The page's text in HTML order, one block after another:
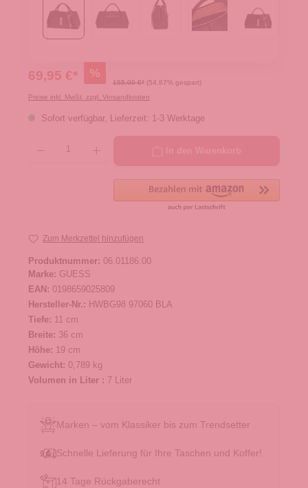
69,95 €* %
155,00 €* (54.87% gespart)
Preise inkl. MwSt. zzgl. Versandkosten
Sofort verfügbar, Lieferzeit: 1-3 Werktage
Zum Merkzettel hinzufügen
Produktnummer: 06.01186.00
Marke: GUESS
EAN: 0198659025809
Hersteller-Nr.: HWBG98 97060 BLA
Tiefe: 11 cm
Breite: 36 cm
Höhe: 19 cm
Gewicht: 0,789 kg
Volumen in Liter : 7 Liter
Marken – vom Klassiker bis zum Trendsetter
Schnelle Lieferung für Ihre Taschen und Koffer!
14 Tage Rückgaberecht